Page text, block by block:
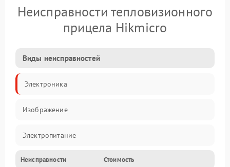
Неисправности тепловизионного
прицела Hikmicro
Виды неисправностей
Электроника
Изображение
Электропитание
Измерения
Неисправности Стоимость